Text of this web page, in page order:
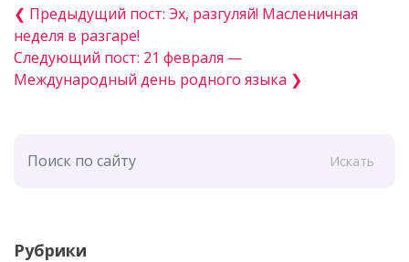
❮ Предыдущий пост: Эх, разгуляй! Масленичная
неделя в разгаре!
Следующий пост: 21 февраля —
Международный день родного языка ❯
Искать
Рубрики